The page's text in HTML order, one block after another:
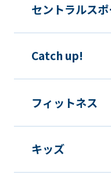
セントラルス
Catch up!
フィットネス
キッズ